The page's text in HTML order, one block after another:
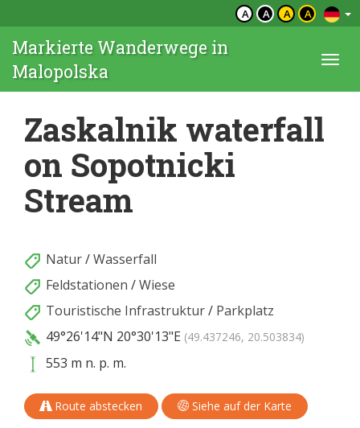
A A A A
Markierte Wanderwege in
Malopolska
Zaskalnik waterfall
on Sopotnicki
Stream
Natur/Wasserfall
Feldstationen /Wiese
Touristische Infrastruktur/ Parkplatz
49°26'14"N 20°30'13"E (49.437246, 20.503834)
553 m n. p. m.
Route abstecken Siehe auf der Karte